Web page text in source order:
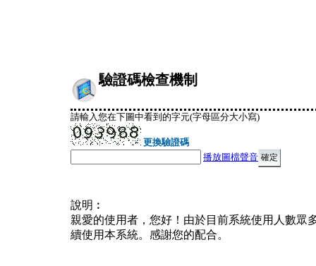
驗證碼檢查機制
請輸入您在下圖中看到的字元(字母區分大小寫)
更換驗證碼
播放圖檔聲音
說明︰
親愛的使用者，您好！由於目前系統使用人數眾
續使用本系統。感謝您的配合。